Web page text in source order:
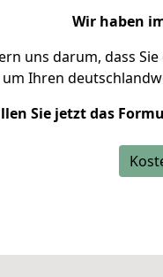
Wir haben
uns darum, dass
um Ihren
Sie jetzt das